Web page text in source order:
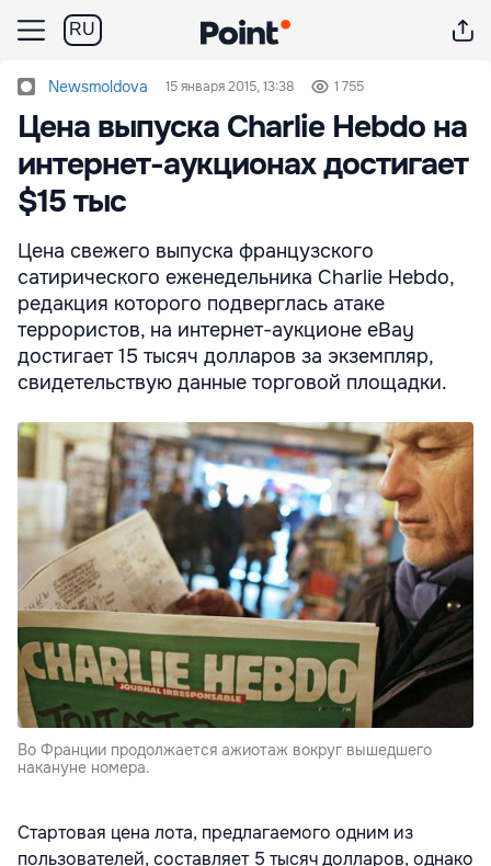
RU
Newsmoldova 15 января 2015, 13:38 1 755
Цена выпуска Charlie Hebdo на
интернет-аукционах достигает
$15 тыс
Цена свежего выпуска французского
сатирического еженедельника Charlie Hebdo,
редакция которого подверглась атаке
террористов, на интернет-аукционе eBay
достигает 15 тысяч долларов за экземпляр,
свидетельствую данные торговой площадки.
Во Франции продолжается ажиотаж вокруг вышедшего
накануне номера.
Стартовая цена лота, предлагаемого одним из
пользователей, составляет 5 тысяч долларов, однако